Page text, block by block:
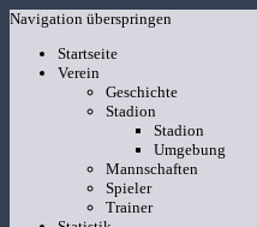
Navigation überspringen
Startseite
Verein
Geschichte
Stadion
Stadion
Umgebung
Mannschaften
Spieler
Trainer